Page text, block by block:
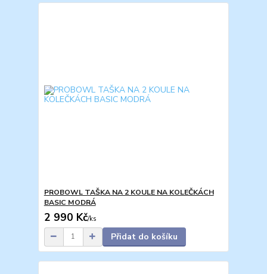
PROBOWL TAŠKA NA 2 KOULE NA KOLEČKÁCH
BASIC MODRÁ
2 990 Kč/ks
Přidat do košíku